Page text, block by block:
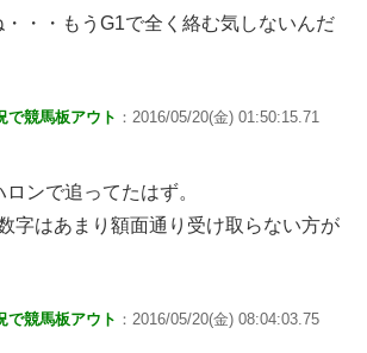
・・もうG1で全く絡む気しないんだ
で競馬板アウト ：2016/05/20(金) 01:50:15.71
ンで追ってたはず。
字はあまり額面通り受け取らない方が
で競馬板アウト ：2016/05/20(金) 08:04:03.75